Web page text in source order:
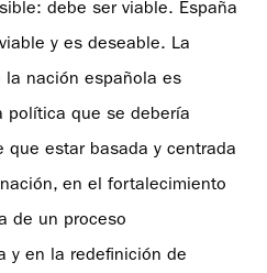
debe ser viable. España
y es deseable. La
la nación española es
política que se debería
que estar basada y centrada
en el fortalecimiento
de un proceso
y en la redefinición de